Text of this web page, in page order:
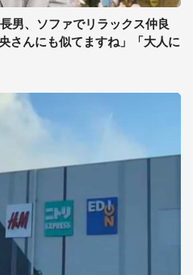
男、ソファでリラックス仲良
さんにも似てますね」「大人に